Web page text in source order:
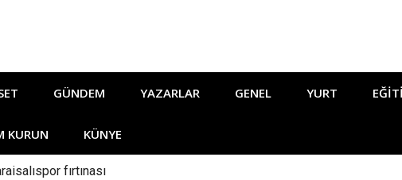
GÜNDEM YAZARLAR GENEL YURT
KURUN KÜNYE
fırtınası